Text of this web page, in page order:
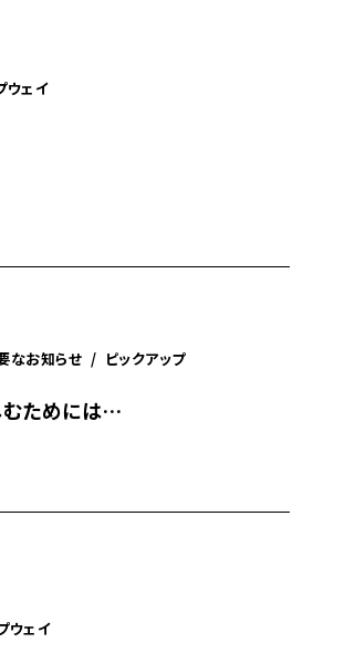
ウェイ
なお知らせ / ピックアップ
ためには…
ウェイ